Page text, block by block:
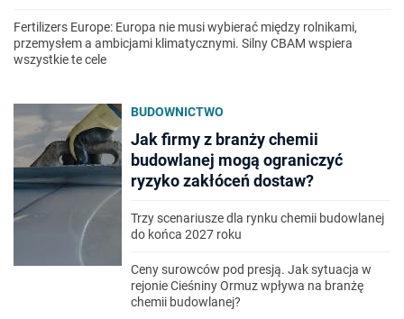
Fertilizers Europe: Europa nie musi wybierać między rolnikami,
przemysłem a ambicjami klimatycznymi. Silny CBAM wspiera
wszystkie te cele
BUDOWNICTWO
Jak firmy z branży chemii
budowlanej mogą ograniczyć
ryzyko zakłóceń dostaw?
Trzy scenariusze dla rynku chemii budowlanej
do końca 2027 roku
Ceny surowców pod presją. Jak sytuacja w
rejonie Cieśniny Ormuz wpływa na branżę
chemii budowlanej?